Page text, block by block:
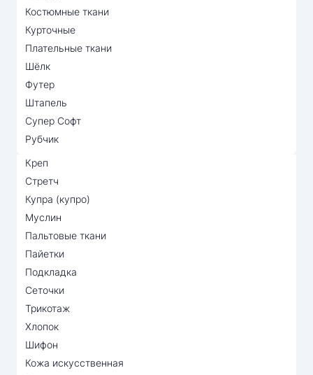
Костюмные ткани
Курточные
Плательные ткани
Шёлк
Футер
Штапель
Супер Софт
Рубчик
Креп
Стретч
Купра (купро)
Муслин
Пальтовые ткани
Пайетки
Подкладка
Сеточки
Трикотаж
Хлопок
Шифон
Кожа искусственная